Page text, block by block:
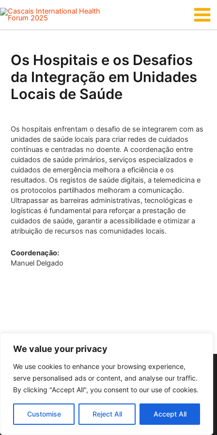
We value your privacy
We use cookies to enhance your browsing experience,
serve personalised ads or content, and analyse our traffic.
By clicking "Accept All", you consent to our use of cookies.
Customise Reject All Accept All
to
Main
Os Hospitais e os Desafios
da Integração em Unidades
Locais de Saúde
Os hospitais enfrentam o desafio de se integrarem com as
unidades de saúde locais para criar redes de cuidados
contínuas e centradas no doente. A coordenação entre
cuidados de saúde primários, serviços especializados e
cuidados de emergência melhora a eficiência e os
resultados. Os registos de saúde digitais, a telemedicina e
os protocolos partilhados melhoram a comunicação.
Ultrapassar as barreiras administrativas, tecnológicas e
logísticas é fundamental para reforçar a prestação de
cuidados de saúde, garantir a acessibilidade e otimizar a
atribuição de recursos nas comunidades locais.
Coordenação:
Manuel Delgado
Copyright © 2025 Cascais International Health Forum
Powered bymarketividade.com
Política de Privacidade